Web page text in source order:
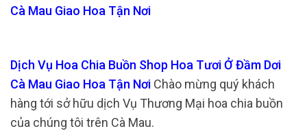
Cà Mau Giao Hoa Tận Nơi
Dịch Vụ Hoa Chia Buồn Shop Hoa Tươi Ở Đầm Dơi
Cà Mau Giao Hoa Tận Nơi Chào mừng quý khách
hàng tới sở hữu dịch Vụ Thương Mại hoa chia buồn
của chúng tôi trên Cà Mau.